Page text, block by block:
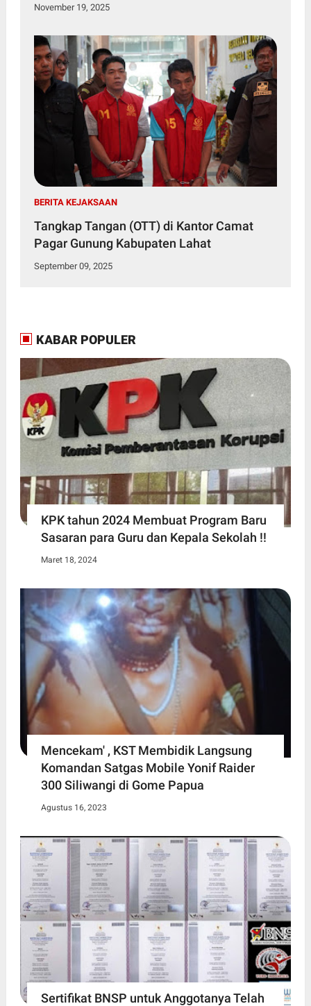
November 19, 2025
BERITA KEJAKSAAN
Tangkap Tangan (OTT) di Kantor Camat
Pagar Gunung Kabupaten Lahat
September 09, 2025
KABAR POPULER
KPK tahun 2024 Membuat Program Baru
Sasaran para Guru dan Kepala Sekolah !!
Maret 18, 2024
Mencekam' , KST Membidik Langsung
Komandan Satgas Mobile Yonif Raider
300 Siliwangi di Gome Papua
Agustus 16, 2023
Sertifikat BNSP untuk Anggotanya Telah